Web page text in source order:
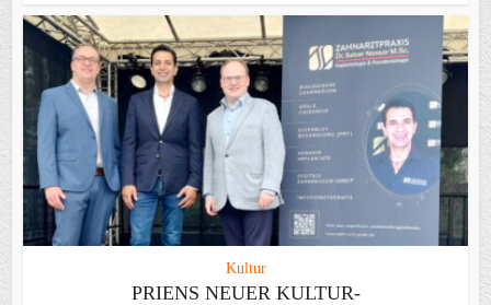
Kultur
PRIENS NEUER KULTUR-